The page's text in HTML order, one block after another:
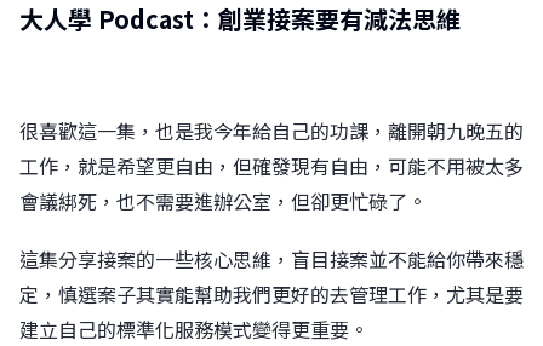
大人學 Podcast：創業接案要有減法思維
很喜歡這一集，也是我今年給自己的功課，離開朝九晚五的
工作，就是希望更自由，但確發現有自由，可能不用被太多
會議綁死，也不需要進辦公室，但卻更忙碌了。
這集分享接案的一些核心思維，盲目接案並不能給你帶來穩
定，慎選案子其實能幫助我們更好的去管理工作，尤其是要
建立自己的標準化服務模式變得更重要。